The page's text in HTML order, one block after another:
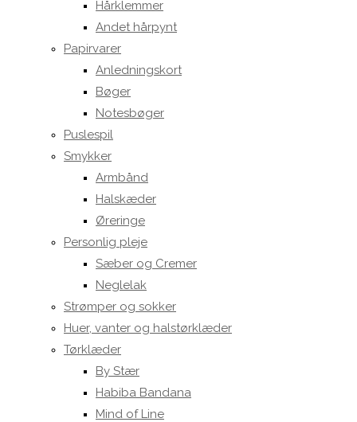
Hårklemmer
Andet hårpynt
Papirvarer
Anledningskort
Bøger
Notesbøger
Puslespil
Smykker
Armbånd
Halskæder
Øreringe
Personlig pleje
Sæber og Cremer
Neglelak
Strømper og sokker
Huer, vanter og halstørklæder
Tørklæder
By Stær
Habiba Bandana
Mind of Line